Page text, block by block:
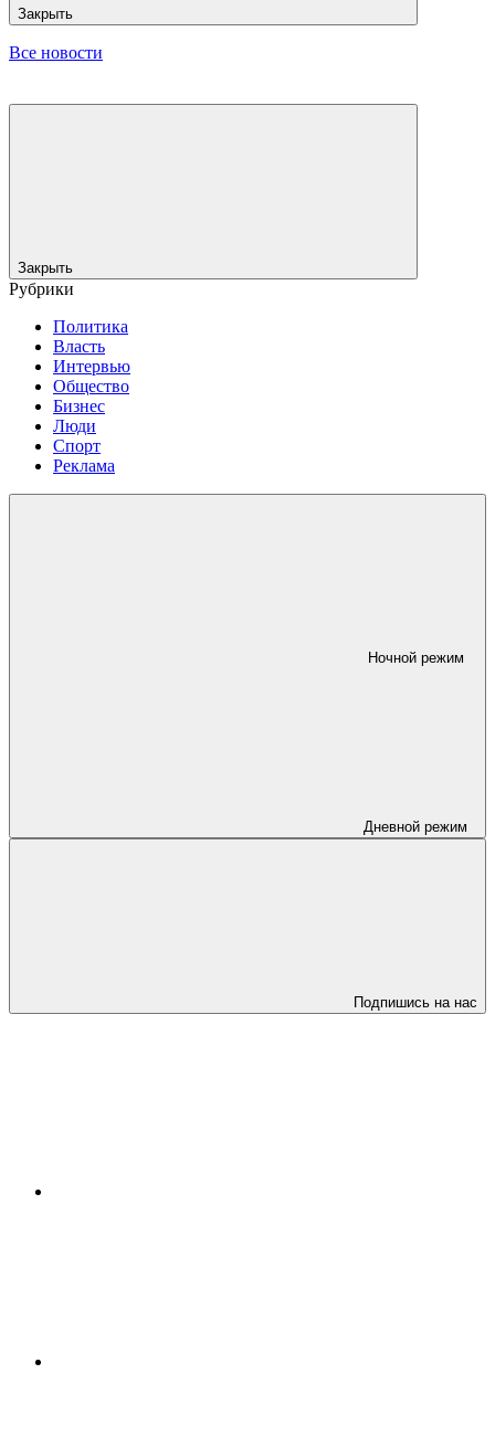
Закрыть
Все новости
Закрыть
Рубрики
Политика
Власть
Интервью
Общество
Бизнес
Люди
Спорт
Реклама
Ночной режим
Дневной режим
Подпишись на нас